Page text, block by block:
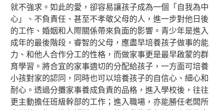
就不強求。如此的愛，卻容易讓孩子成為一個「自我為中
心」、不負責任、甚至不孝敬父母的人，進一步對他日後
的工作、婚姻和人際關係帶來負面的影響。 青少年是進入
成年的最後階段，睿智的父母，應盡早培養孩子做事的能
力、和他人合作分工的性格，而做家事更是最早啟蒙的群
育學習。將合宜的家事適切的分配給孩子，一方面可培養
小孩對家的認同，同時也可以培養孩子的自信心、細心和
耐心。透過分攤家事養成負責的品格，進入學校後，往往
更主動擔任班級幹部的工作；進入職場，亦能勝任老闆所